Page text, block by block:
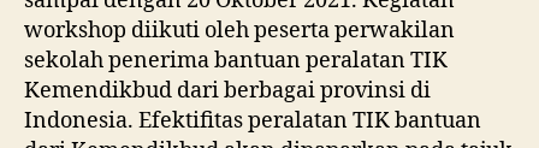
workshop diikuti oleh peserta perwakilan
sekolah penerima bantuan peralatan TIK
Kemendikbud dari berbagai provinsi di
Indonesia. Efektifitas peralatan TIK bantuan